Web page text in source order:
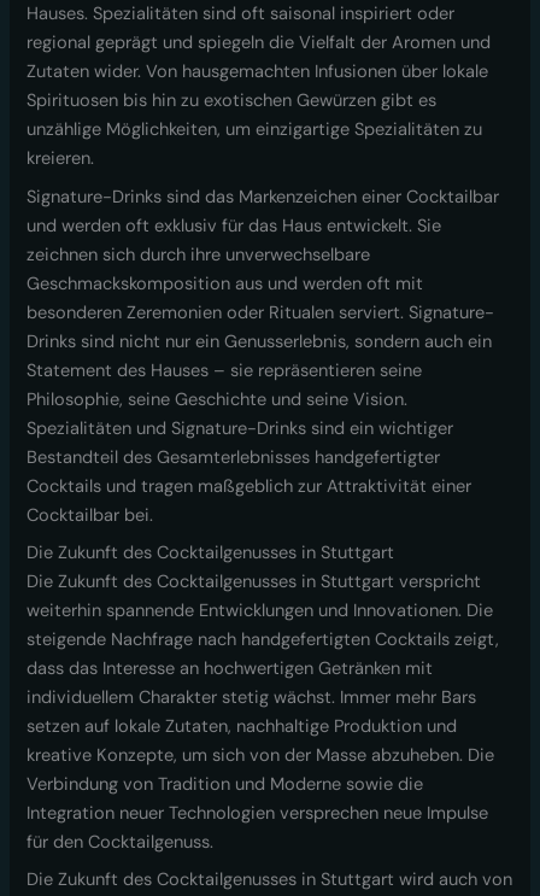
Hauses. Spezialitäten sind oft saisonal inspiriert oder
regional geprägt und spiegeln die Vielfalt der Aromen und
Zutaten wider. Von hausgemachten Infusionen über lokale
Spirituosen bis hin zu exotischen Gewürzen gibt es
unzählige Möglichkeiten, um einzigartige Spezialitäten zu
kreieren.
Signature-Drinks sind das Markenzeichen einer Cocktailbar
und werden oft exklusiv für das Haus entwickelt. Sie
zeichnen sich durch ihre unverwechselbare
Geschmackskomposition aus und werden oft mit
besonderen Zeremonien oder Ritualen serviert. Signature-
Drinks sind nicht nur ein Genusserlebnis, sondern auch ein
Statement des Hauses – sie repräsentieren seine
Philosophie, seine Geschichte und seine Vision.
Spezialitäten und Signature-Drinks sind ein wichtiger
Bestandteil des Gesamterlebnisses handgefertigter
Cocktails und tragen maßgeblich zur Attraktivität einer
Cocktailbar bei.
Die Zukunft des Cocktailgenusses in Stuttgart
Die Zukunft des Cocktailgenusses in Stuttgart verspricht
weiterhin spannende Entwicklungen und Innovationen. Die
steigende Nachfrage nach handgefertigten Cocktails zeigt,
dass das Interesse an hochwertigen Getränken mit
individuellem Charakter stetig wächst. Immer mehr Bars
setzen auf lokale Zutaten, nachhaltige Produktion und
kreative Konzepte, um sich von der Masse abzuheben. Die
Verbindung von Tradition und Moderne sowie die
Integration neuer Technologien versprechen neue Impulse
für den Cocktailgenuss.
Die Zukunft des Cocktailgenusses in Stuttgart wird auch von